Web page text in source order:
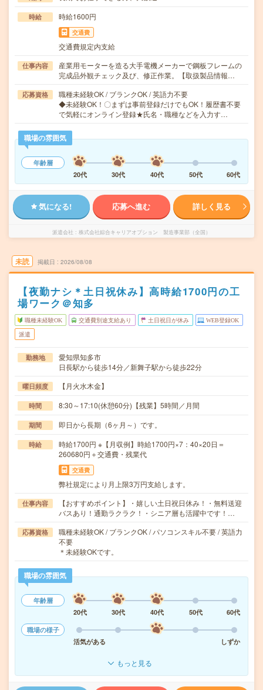
時給 時給1600円
交通費
交通費規定内支給
仕事内容
産業用モーターを造る大手電機メーカーで鋼板フレームの
完成品外観チェック及び、修正作業。【取扱製品情報…
応募資格
職種未経験OK / ブランクOK / 英語力不要
◆未経験OK！〇まずは事前登録だけでもOK！履歴書不要
で気軽にオンライン登録★氏名・職種などを入力す…
職場の雰囲気
年齢層
20代
30代 40代 50代 60代
気になる! 応募へ進む 詳しく見る
派遣会社 株式会社綜合キャリアオプション 製造事業部（全国）
未読 掲載日 2026/08/08
【夜勤ナシ＊土日祝休み】高時給1700円の工
場ワーク＠知多
職種未経験OK 交通費別途支給あり 土日祝日が休み WEB登録OK
派遣
勤務地
愛知県知多市
日長駅から徒歩14分／新舞子駅から徒歩22分
曜日頻度 【月火水木金】
時間 8:30～17:10(休憩60分)【残業】5時間／月間
期間 即日から長期（6ヶ月～）です。
時給
時給1700円 ※【月収例】時給1700円×7：40×20日＝
260680円＋交通費・残業代
交通費
弊社規定により月上限3万円支給します。
仕事内容
【おすすめポイント】・嬉しい土日祝日休み！・無料送迎
バスあり！通勤ラクラク！・シニア層も活躍中です！…
応募資格
職種未経験OK / ブランクOK / パソコンスキル不要 / 英語力
不要
＊未経験OKです。
職場の雰囲気
年齢層
20代
30代 40代 50代
60代
職場の様子
活気がある
しずか
もっと見る